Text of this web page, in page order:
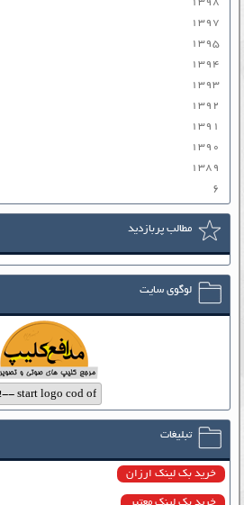
۱۳۹۷
۱۳۹۵
۱۳۹۴
۱۳۹۳
۱۳۹۲
۱۳۹۱
۱۳۹۰
۱۳۸۹
۶
مطالب پربازدید
لوگوی سایت
تبلیغات
خرید بک لینک ارزان
خرید بک لینک معتبر